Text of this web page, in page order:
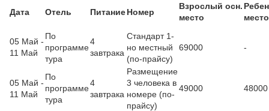
Дата Отель ПитаниеНомер
Взрослый осн.
место
место
05 Май -
11 Май
По
программе
тура
4
завтрака
Стандарт 1-
но местный
(по-прайсу)
69000 -
05 Май -
11 Май
По
программе
тура
4
завтрака
Размещение
3 человека в
номере (по-
прайсу)
49000 48000